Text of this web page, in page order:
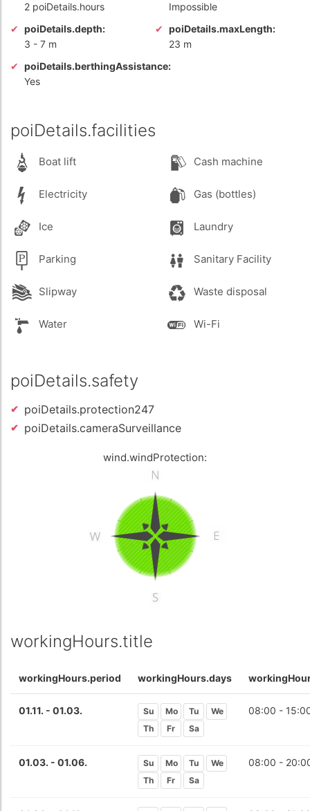
2 poiDetails.hours
Impossible
poiDetails.depth:
3 - 7 m
poiDetails.maxLength:
23 m
poiDetails.berthingAssistance:
Yes
poiDetails.facilities
Boat lift Cash machine
Electricity Gas (bottles)
Ice Laundry
Parking Sanitary Facility
Slipway Waste disposal
Water Wi-Fi
poiDetails.safety
poiDetails.protection247
poiDetails.cameraSurveillance
wind.windProtection:
workingHours.title
workingHours.period workingHours.days
01.11. - 01.03. Su Mo Tu
We
Th
Fr Sa
08:00 -
01.03. - 01.06. Su Mo Tu
We
Th
Fr Sa
08:00 -